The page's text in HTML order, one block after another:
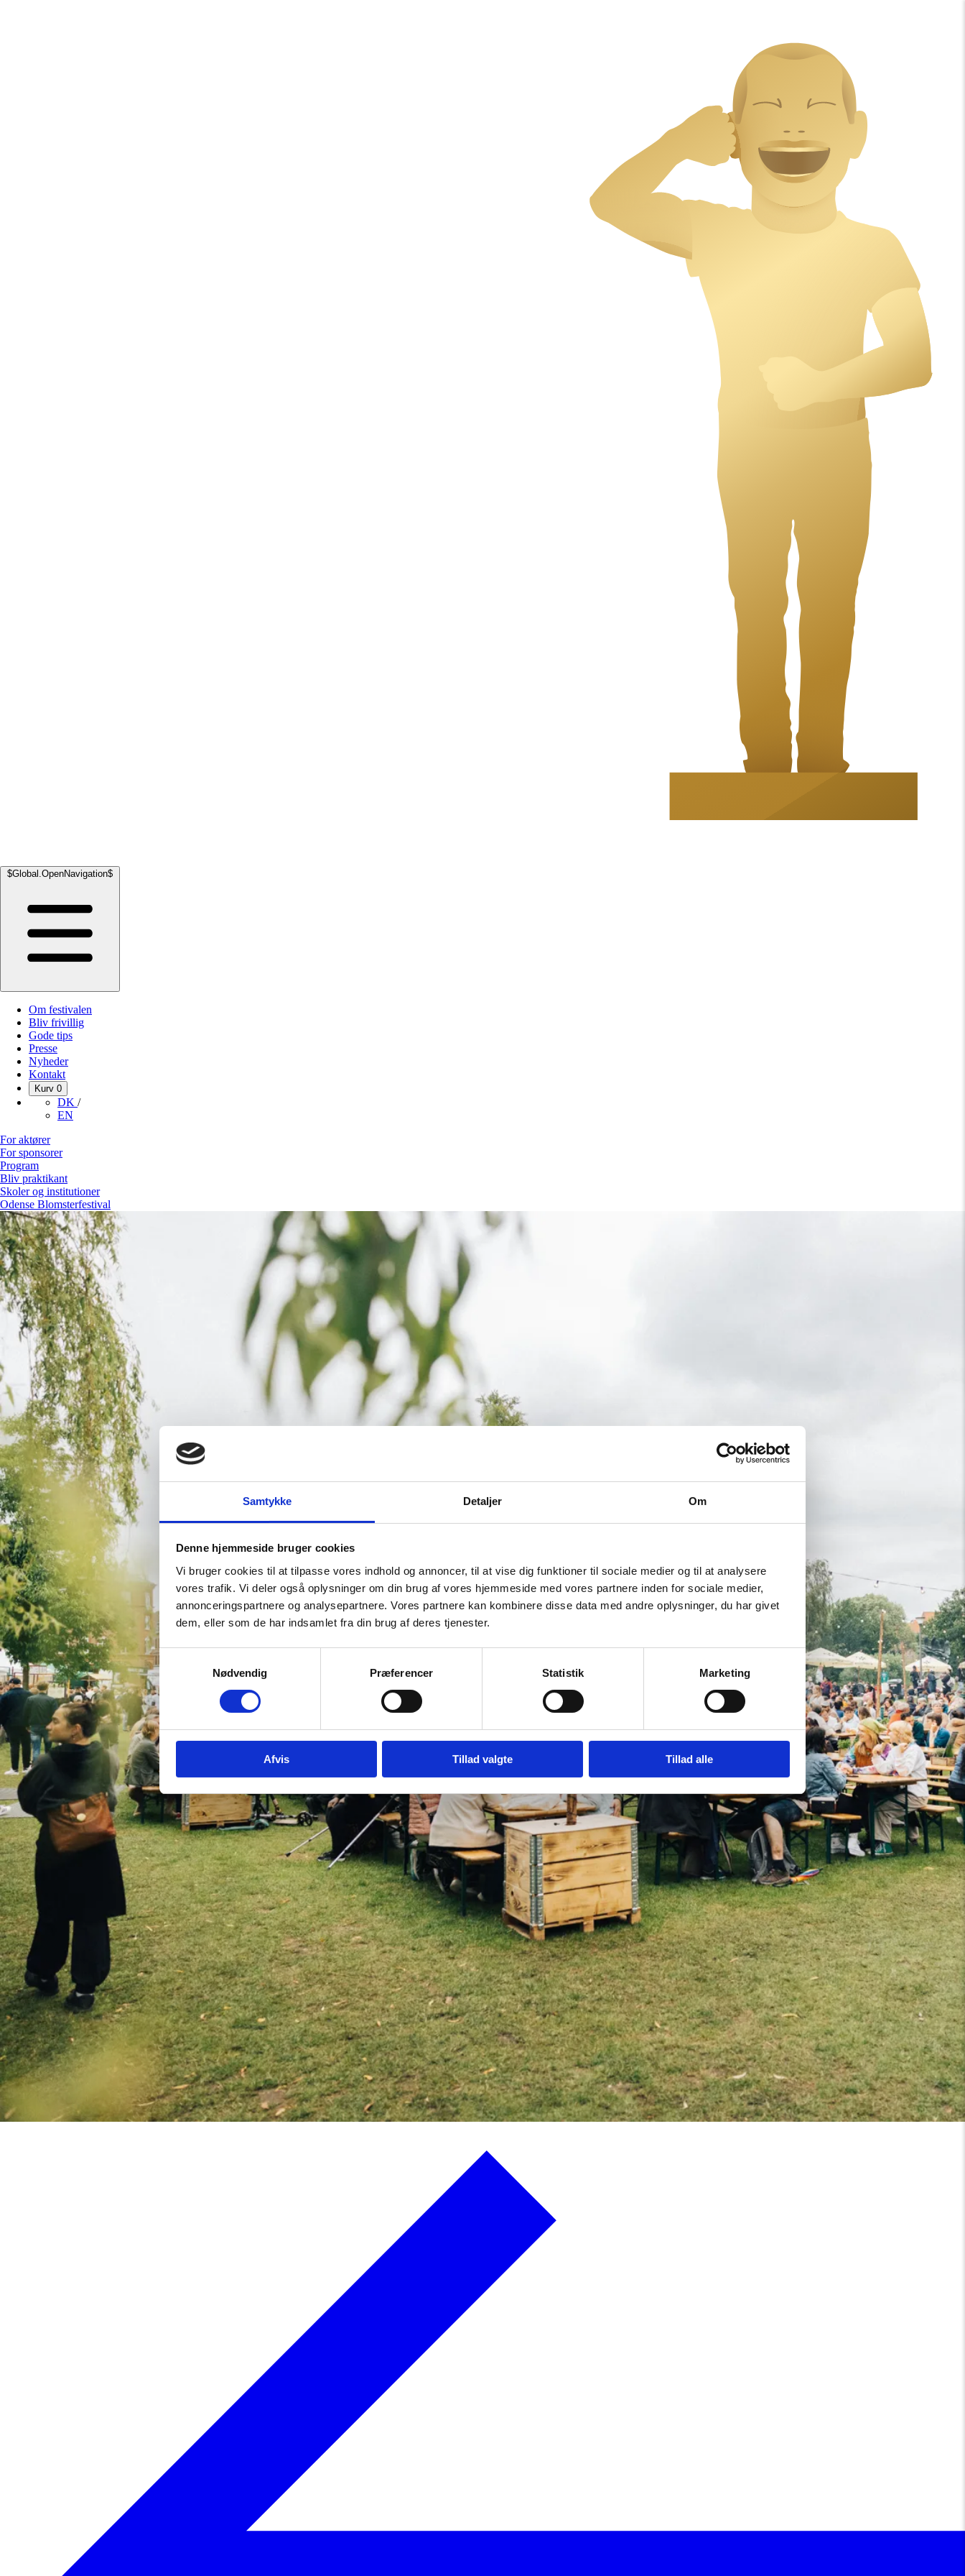
Samtykke Detaljer Om
Denne hjemmeside bruger cookies
Vi bruger cookies til at tilpasse vores indhold og annoncer, til at vise dig funktioner til sociale medier og til at analysere
vores trafik. Vi deler også oplysninger om din brug af vores hjemmeside med vores partnere inden for sociale medier,
annonceringspartnere og analysepartnere. Vores partnere kan kombinere disse data med andre oplysninger, du har givet
dem, eller som de har indsamlet fra din brug af deres tjenester.
Samtykkevalg
Nødvendig
Præferencer Statistik Marketing
Afvis Tillad valgte Tillad alle
$Global.OpenNavigation$
Om festivalen
Bliv frivillig
Gode tips
Presse
Nyheder
Kontakt
Kurv 0
DK /
EN
For aktører
For sponsorer
Program
Bliv praktikant
Skoler og institutioner
Odense Blomsterfestival